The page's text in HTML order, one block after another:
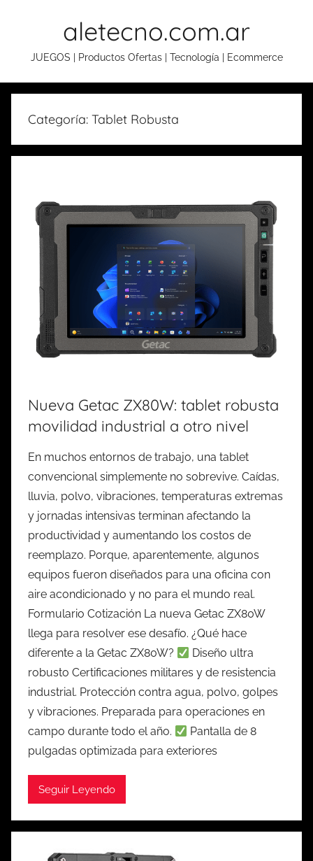
aletecno.com.ar
JUEGOS | Productos Ofertas | Tecnología | Ecommerce
Categoría: Tablet Robusta
Nueva Getac ZX80W: tablet robusta
movilidad industrial a otro nivel
En muchos entornos de trabajo, una tablet
convencional simplemente no sobrevive. Caídas,
lluvia, polvo, vibraciones, temperaturas extremas
y jornadas intensivas terminan afectando la
productividad y aumentando los costos de
reemplazo. Porque, aparentemente, algunos
equipos fueron diseñados para una oficina con
aire acondicionado y no para el mundo real.
Formulario Cotización La nueva Getac ZX80W
llega para resolver ese desafío. ¿Qué hace
diferente a la Getac ZX80W?
Diseño ultra
robusto Certificaciones militares y de resistencia
industrial. Protección contra agua, polvo, golpes
y vibraciones. Preparada para operaciones en
campo durante todo el año.
Pantalla de 8
pulgadas optimizada para exteriores
Seguir Leyendo